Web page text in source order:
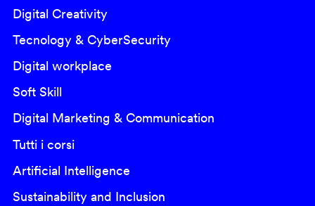
Digital Creativity
Tecnology & CyberSecurity
Digital workplace
Soft Skill
Digital Marketing & Communication
Tutti i corsi
Artificial Intelligence
Sustainability and Inclusion